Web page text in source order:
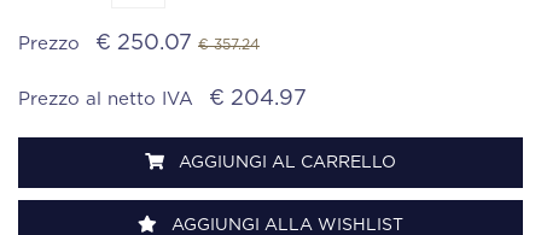
Prezzo € 250.07 € 357.24
Prezzo al netto IVA € 204.97
AGGIUNGI AL CARRELLO
AGGIUNGI ALLA WISHLIST